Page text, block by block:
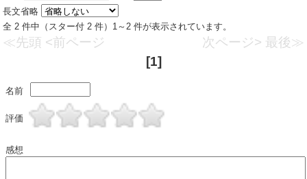
長文省略
全 2 件中（スター付 2 件）1～2 件が表示されています。
≪先頭 <前ページ 次ページ> 最後≫
[1]
名前
評価
感想